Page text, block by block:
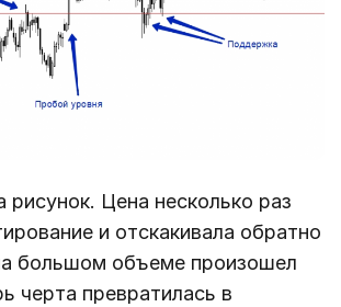
Цена несколько раз
и отскакивала обратно
большом объеме произошел
черта превратилась в